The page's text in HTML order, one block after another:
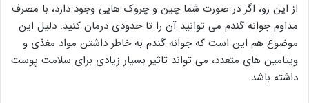
از این رو، اگر در صورت شما چین و چروک هایی وجود دارد، با مصرف
مداوم جوانه گندم می توانید آن را تا حدودی درمان کنید. دلیل این
موضوع هم این است که جوانه گندم به خاطر داشتن مواد مغذی و
ویتامین های متعدد، می تواند تاثیر بسیار زیادی برای سلامت پوست
داشته باشد.